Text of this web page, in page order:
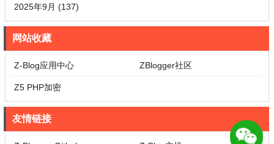
2025年9月 (137)
网站收藏
Z-Blog应用中心 ZBlogger社区
Z5 PHP加密
友情链接